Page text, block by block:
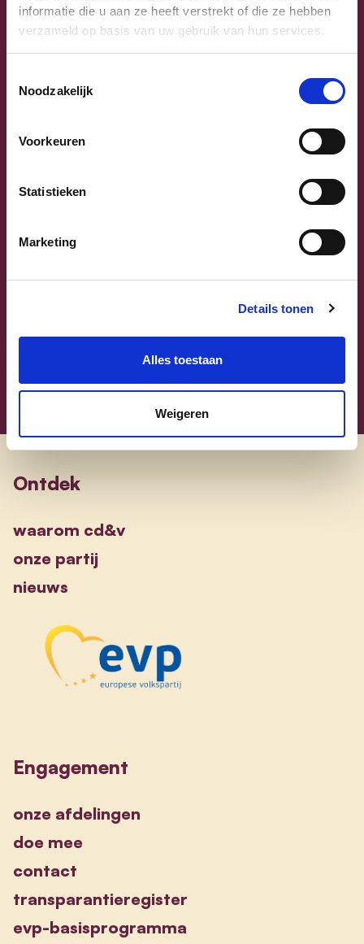
informatie die u aan ze heeft verstrekt of die ze hebben
verzameld op basis van uw gebruik van hun services.
Noodzakelijk
Voorkeuren
Statistieken
Marketing
Details tonen
Alles toestaan
Weigeren
Sammy Mahdi
Vlaams-Brabant | Federaal Parlement
alle kandidaten
Ontdek
waarom cd&v
onze partij
nieuws
Engagement
onze afdelingen
doe mee
contact
transparantieregister
evp-basisprogramma